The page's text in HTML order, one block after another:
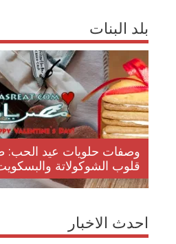
بلد البنات
وصفات حلويات عيد الحب:
قلوب الشوكولاتة
احدث الاخبار